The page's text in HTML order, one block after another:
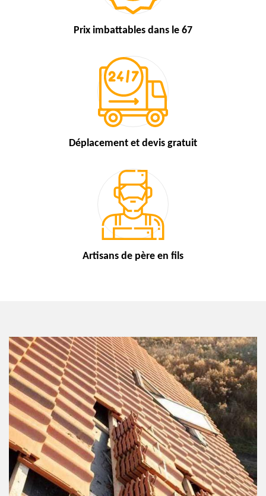
Prix imbattables dans le 67
Déplacement et devis gratuit
Artisans de père en fils